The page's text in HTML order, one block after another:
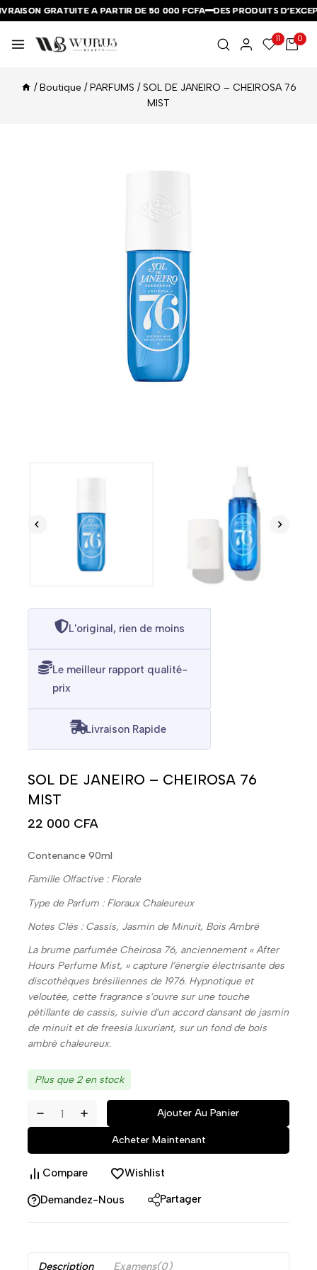
GRATUITE A PARTIR DE 50 000 FCFA DES PRODUITS
GRATUITE A PARTIR DE 50 000 FCFA DES PRODUITS
GRATUITE A PARTIR DE 50 000 FCFA DES PRODUITS
11 0
/ Boutique / PARFUMS / SOL DE JANEIRO – CHEIROSA 76
MIST
L'original, rien de moins
Le meilleur rapport qualité-
prix
Livraison Rapide
SOL DE JANEIRO – CHEIROSA 76
MIST
22 000 CFA
Contenance 90ml
Famille Olfactive : Florale
Type de Parfum : Floraux Chaleureux
Notes Clés : Cassis, Jasmin de Minuit, Bois Ambré
La brume parfumée Cheirosa 76, anciennement « After
Hours Perfume Mist, » capture l’énergie électrisante des
discothèques brésiliennes de 1976. Hypnotique et
veloutée, cette fragrance s’ouvre sur une touche
pétillante de cassis, suivie d’un accord dansant de jasmin
de minuit et de freesia luxuriant, sur un fond de bois
ambré chaleureux.
Plus que 2 en stock
Ajouter Au Panier
Acheter Maintenant
Compare Wishlist
Demandez-Nous Partager
Description Examens(0)